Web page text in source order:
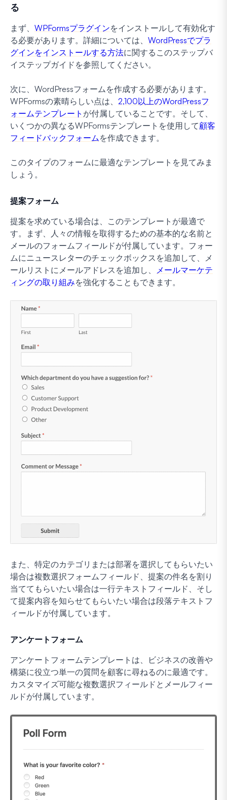
る
まず、 WPFormsプラグインをインストールして有効化す
る必要があります。詳細については、 WordPressでプラ
グインをインストールする方法に関するこのステップバ
イステップガイドを参照してください。
次に、WordPressフォームを作成する必要があります。
WPFormsの素晴らしい点は、 2,100以上のWordPressフ
ォームテンプレート が付属していることです。そして、
いくつかの異なるWPFormsテンプレートを使用して顧客
フィードバックフォーム を作成できます。
このタイプのフォームに最適なテンプレートを見てみま
しょう。
提案フォーム
提案を求めている場合は、このテンプレートが最適で
す。まず、人々の情報を取得するための基本的な名前と
メールのフォームフィールドが付属しています。フォー
ムにニュースレターのチェックボックスを追加して、メ
ールリストにメールアドレスを追加し、
メールマーケテ
ィングの取り組みを強化することもできます。
また、特定のカテゴリまたは部署を選択してもらいたい
場合は複数選択フォームフィールド、提案の件名を割り
当ててもらいたい場合は一行テキストフィールド、そし
て提案内容を知らせてもらいたい場合は段落テキストフ
ィールドが付属しています。
アンケートフォーム
アンケートフォームテンプレートは、ビジネスの改善や
構築に役立つ単一の質問を顧客に尋ねるのに最適です。
カスタマイズ可能な複数選択フィールドとメールフィー
ルドが付属しています。